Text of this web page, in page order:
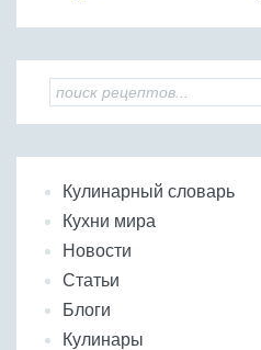
Кулинарный словарь
Кухни мира
Новости
Статьи
Блоги
Кулинары